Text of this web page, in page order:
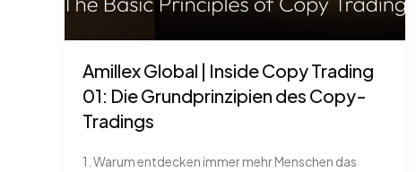
Amillex Global | Inside Copy Trading
01: Die Grundprinzipien des Copy-
Tradings
1. Warum entdecken immer mehr Menschen das